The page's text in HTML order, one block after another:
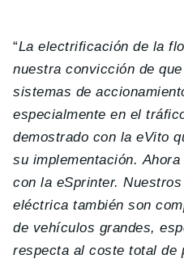
“La electrificación de la
nuestra convicción de
sistemas de
especialmente en el
demostrado con la eVito
su implementación.
con la eSprinter.
eléctrica también son
de vehículos grandes,
respecta al coste total de